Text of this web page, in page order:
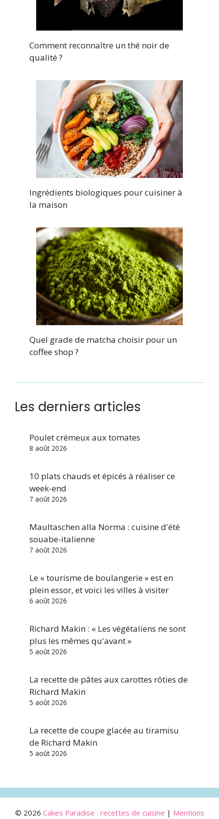
Comment reconnaître un thé noir de
qualité ?
Ingrédients biologiques pour cuisiner à
la maison
Quel grade de matcha choisir pour un
coffee shop ?
Les derniers articles
Poulet crémeux aux tomates
8 août 2026
10 plats chauds et épicés à réaliser ce
week-end
7 août 2026
Maultaschen alla Norma : cuisine d'été
souabe-italienne
7 août 2026
Le « tourisme de boulangerie » est en
plein essor, et voici les villes à visiter
6 août 2026
Richard Makin : « Les végétaliens ne sont
plus les mêmes qu'avant »
5 août 2026
La recette de pâtes aux carottes rôties de
Richard Makin
5 août 2026
La recette de coupe glacée au tiramisu
de Richard Makin
5 août 2026
© 2026 Cakes Paradise : recettes de cuisine | Mentions